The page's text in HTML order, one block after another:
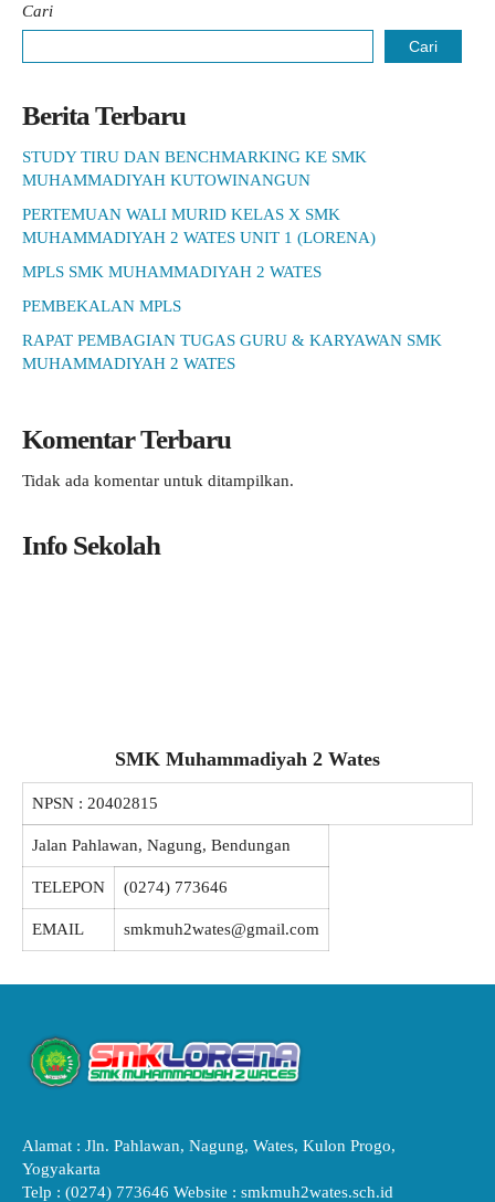
Cari
Cari
Berita Terbaru
STUDY TIRU DAN BENCHMARKING KE SMK
MUHAMMADIYAH KUTOWINANGUN
PERTEMUAN WALI MURID KELAS X SMK
MUHAMMADIYAH 2 WATES UNIT 1 (LORENA)
MPLS SMK MUHAMMADIYAH 2 WATES
PEMBEKALAN MPLS
RAPAT PEMBAGIAN TUGAS GURU & KARYAWAN SMK
MUHAMMADIYAH 2 WATES
Komentar Terbaru
Tidak ada komentar untuk ditampilkan.
Info Sekolah
SMK Muhammadiyah 2 Wates
NPSN : 20402815
Jalan Pahlawan, Nagung, Bendungan
TELEPON (0274) 773646
EMAIL smkmuh2wates@gmail.com
Alamat : Jln. Pahlawan, Nagung, Wates, Kulon Progo,
Yogyakarta
Telp : (0274) 773646 Website : smkmuh2wates.sch.id